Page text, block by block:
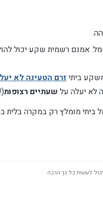
ביתיזרם הטעינה לא יעלה על
שעתיים רצופות
מומלץ רק במקרה בלית
לעשות כל כך הרבה.